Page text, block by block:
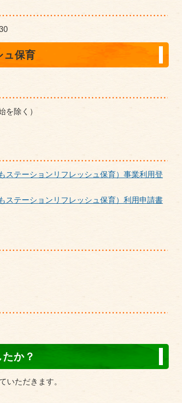
ュ保育
を除く）
ステーションリフレッシュ保育）事業利用登
ステーションリフレッシュ保育）利用申請書
か？
いただきます。